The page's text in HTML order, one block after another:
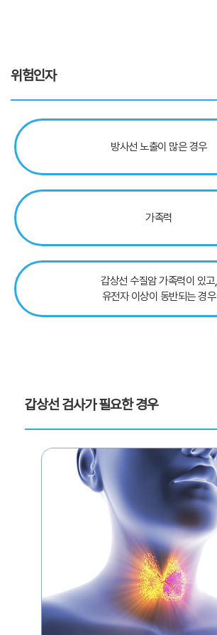
위험인자
방사선 노출이 많은 경우
가족력
갑상선 수질암 가족력이 있고,
유전자 이상이 동반되는 경우
갑상선 검사가 필요한 경우